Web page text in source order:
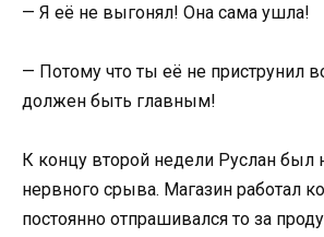
— Я её не выгонял! Она сама ушла!
— Потому что ты её не приструнил
должен быть главным!
К концу второй недели Руслан был
нервного срыва. Магазин работал
постоянно отпрашивался то за